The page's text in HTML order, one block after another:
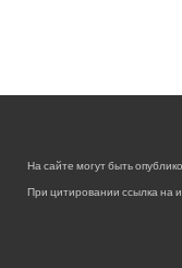
На сайте могут быть
При цитировании ссылка на